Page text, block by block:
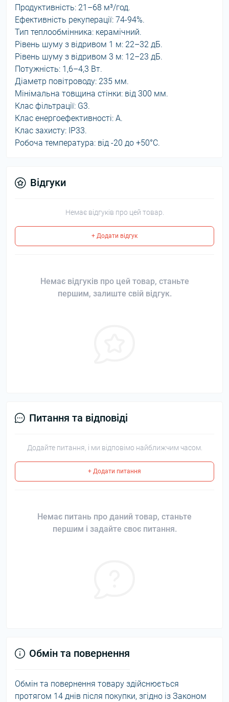
Продуктивність: 21–68 м³/год.
Ефективність рекуперації: 74-94%.
Тип теплообмінника: керамічний.
Рівень шуму з відривом 1 м: 22–32 дБ.
Рівень шуму з відривом 3 м: 12–23 дБ.
Потужність: 1,6–4,3 Вт.
Діаметр повітроводу: 235 мм.
Мінімальна товщина стінки: від 300 мм.
Клас фільтрації: G3.
Клас енергоефективності: A.
Клас захисту: IP33.
Робоча температура: від -20 до +50°C.
Відгуки
Немає відгуків про цей товар.
+ Додати відгук
Немає відгуків про цей товар, станьте
першим, залиште свій відгук.
Питання та відповіді
Додайте питання, і ми відповімо найближчим часом.
+ Додати питання
Немає питань про даний товар, станьте
першим і задайте своє питання.
Обмін та повернення
Обмін та повернення товару здійснюється
протягом 14 днів після покупки, згідно із Законом